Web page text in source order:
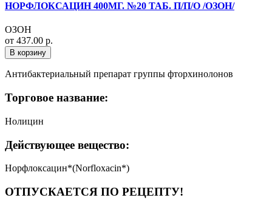
НОРФЛОКСАЦИН 400МГ. №20 ТАБ. П/П/О /ОЗОН/
ОЗОН
от 437.00 р.
В корзину
Антибактериальный препарат группы фторхинолонов
Торговое название:
Нолицин
Действующее вещество:
Норфлоксацин*(Norfloxacin*)
ОТПУСКАЕТСЯ ПО РЕЦЕПТУ!